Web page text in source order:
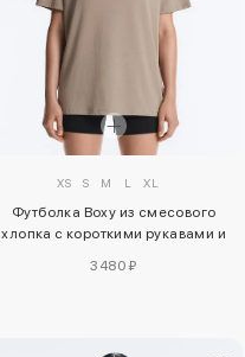
XS S M L XL
Футболка Boxy из смесового
хлопка с короткими рукавами и
3480 ₽